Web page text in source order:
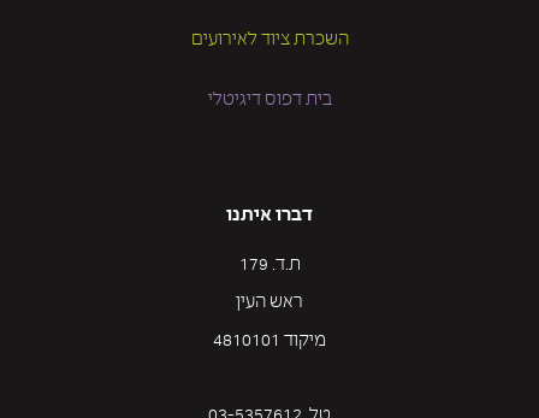
השכרת ציוד לאירועים
בית דפוס דיגיטלי
דברו איתנו
ת.ד. 179
ראש העין
מיקוד 4810101